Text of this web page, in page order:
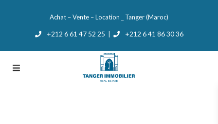
Achat – Vente – Location _ Tanger (Maroc)
+212 6 61 47 52 25 +212 6 41 86 30 36